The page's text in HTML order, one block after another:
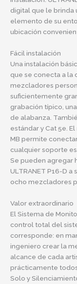
digital que le brinda
elemento de su
ubicación
Fácil instalación
Una instalación
que se conecta a la
mezcladores
suficientemente
grabación típico,
de alabanza.
estándar y Cat 5e.
MB permite
cualquier soporte
Se pueden agregar
ULTRANETP16-D a
ocho mezcladores
Valor extraordinario
El Sistema de
control total del
corresponde: en
ingeniero crear la
alcance de cada
prácticamente
Solo y